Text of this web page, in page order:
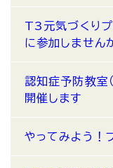
T3元気づくりプ
に参加しません
認知症予防教室
開催します
やってみよう！